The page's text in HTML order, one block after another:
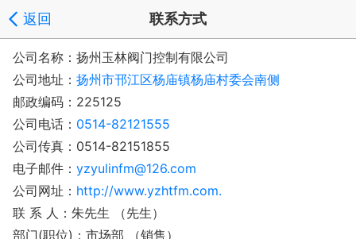
返回 联系方式
公司名称：扬州玉林阀门控制有限公司
公司地址： 扬州市邗江区杨庙镇杨庙村委会南侧
邮政编码：225125
公司电话： 0514-82121555
公司传真：0514-82151855
电子邮件： yzyulinfm@126.com
公司网址： http://www.yzhtfm.com.
联 系 人：朱先生 （先生）
部门(职位)：市场部 （销售）